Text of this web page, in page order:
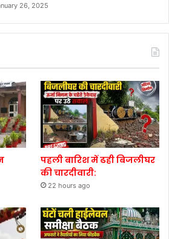
26, 2025
पहली बारिश में ढही बिजलीघर
की चारदीवारी:
22 hours ago